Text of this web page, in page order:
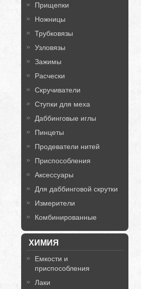
Прищепки
Ножницы
Трубковязы
Узловязы
Зажимы
Расчески
Скручиватели
Ступки для меха
Даббинговые иглы
Пинцеты
Продеватели нитей
Приспособления
Аксессуары
Для даббинговой скрутки
Измерители
Комбинированные
ХИМИЯ
Емкости и
приспособления
Лаки